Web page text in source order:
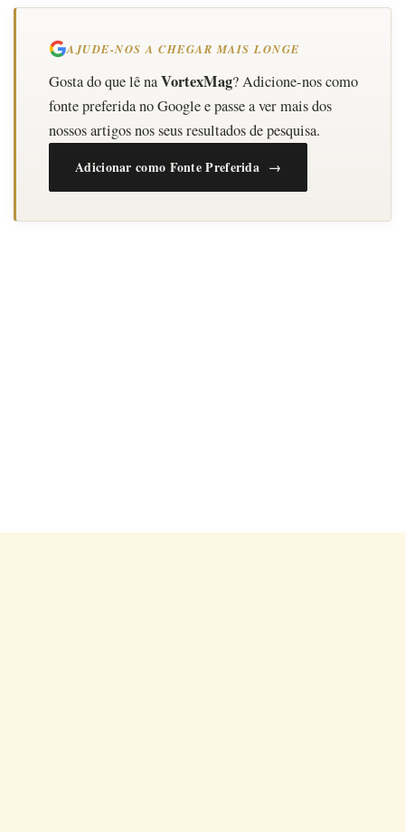
AJUDE-NOS A CHEGAR MAIS LONGE
Gosta do que lê naVortexMag? Adicione-nos como
fonte preferida no Google e passe a ver mais dos
nossos artigos nos seus resultados de pesquisa.
Adicionar como Fonte Preferida →